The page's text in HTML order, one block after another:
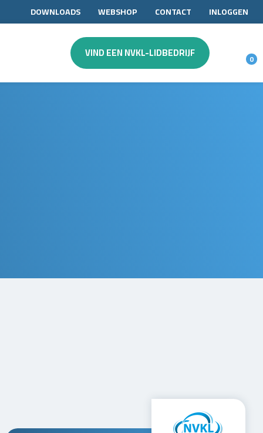
DOWNLOADS WEBSHOP CONTACT INLOGGEN
VIND EEN NVKL-LIDBEDRIJF 0